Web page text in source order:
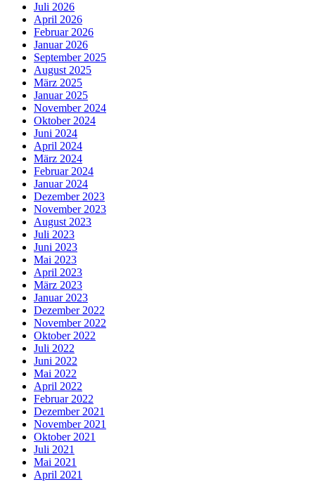
Juli 2026
April 2026
Februar 2026
Januar 2026
September 2025
August 2025
März 2025
Januar 2025
November 2024
Oktober 2024
Juni 2024
April 2024
März 2024
Februar 2024
Januar 2024
Dezember 2023
November 2023
August 2023
Juli 2023
Juni 2023
Mai 2023
April 2023
März 2023
Januar 2023
Dezember 2022
November 2022
Oktober 2022
Juli 2022
Juni 2022
Mai 2022
April 2022
Februar 2022
Dezember 2021
November 2021
Oktober 2021
Juli 2021
Mai 2021
April 2021